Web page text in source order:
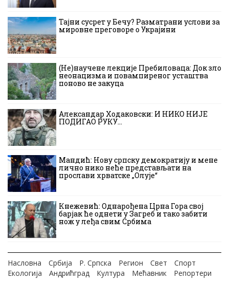
Тајни сусрет у Бечу? Разматрани услови за
мировне преговоре о Украјини
(Не)научене лекције Пребиловаца: Док зло
неонацизма и повампиреног усташтва
поново не закуца
Александар Ходаковски: И НИКО НИЈЕ
ПОДИГАО РУКУ…
Мандић: Нову српску демократију и мене
лично нико неће представљати на
прослави хрватске „Олује“
Кнежевић: Однарођена Црна Гора свој
барјак ће однети у Загреб и тако забити
нож у леђа свим Србима
Насловна Србија Р. Српска Регион Свет
Спорт
Екологија
Андрићград Култура Мећавник Репортери